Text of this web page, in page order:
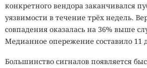
конкретного вендора заканчивался
уязвимости в течение трёх недель.
совпадения оказалась на 36% выше
Медианное опережение составило 11
Большинство сигналов появляется